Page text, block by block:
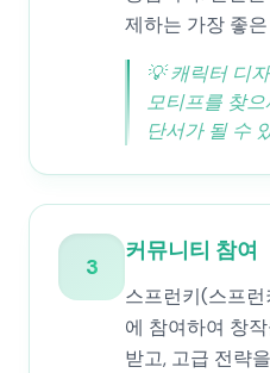
제하는 가장 좋
💡캐릭터 디
모티프를 찾
단서가 될 수
3
커뮤니티 참여
스프런키(스프
에 참여하여 창
받고, 고급 전략